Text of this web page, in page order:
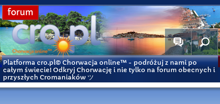
forum
Platforma cro.pl© Chorwacja online™ - podróżuj z nami po
całym świecie! Odkryj Chorwację i nie tylko na forum obecnych i
przyszłych Cromaniaków ツ